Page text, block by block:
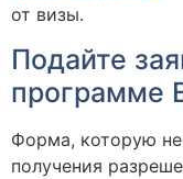
от визы.
Подайте
программе
Форма, которую
получения